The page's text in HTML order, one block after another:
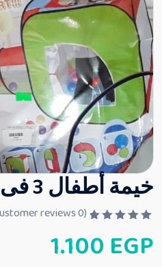
خيمة أطفال 3 فى 1
م
ا
(
0
1.100 EGP